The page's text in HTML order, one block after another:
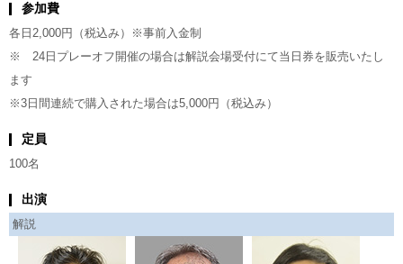
参加費
各日2,000円（税込み）※事前入金制
※ 24日プレーオフ開催の場合は解説会場受付にて当日券を販売いたし
ます
※3日間連続で購入された場合は5,000円（税込み）
定員
100名
出演
解説